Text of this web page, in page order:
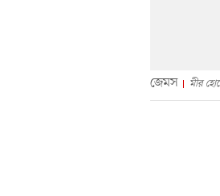
জেমস মীর